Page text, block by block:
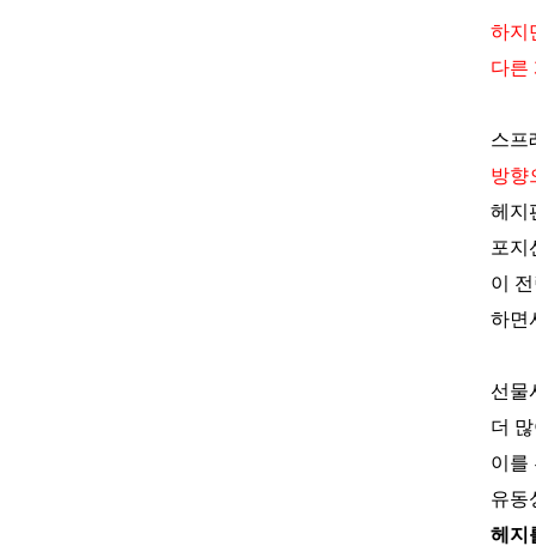
하지
다른
스프
방향
헤지
포지
이
하면
선물
더
이를
유동
헤지